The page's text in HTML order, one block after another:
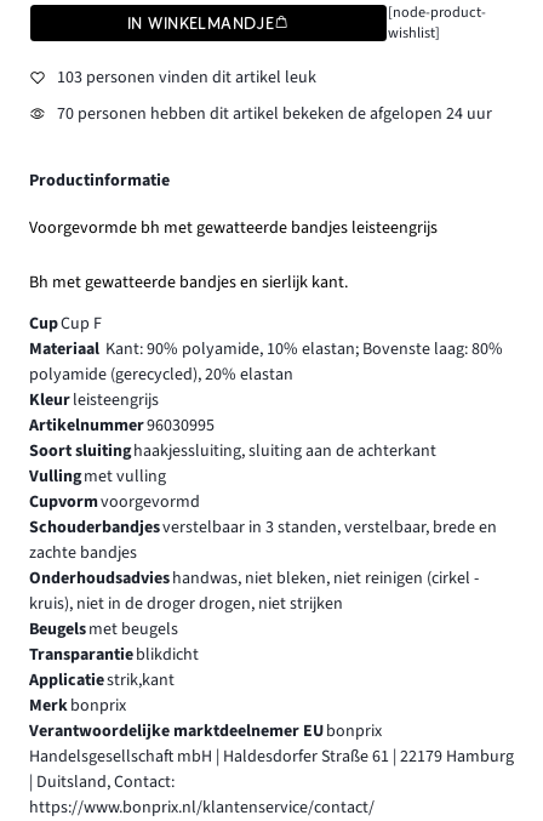
IN WINKELMANDJE
[node-product-
wishlist]
103 personen vinden dit artikel leuk
70 personen hebben dit artikel bekeken de afgelopen 24 uur
Productinformatie
Voorgevormde bh met gewatteerde bandjes leisteengrijs
Bh met gewatteerde bandjes en sierlijk kant.
CupCup F
Materiaal Kant: 90% polyamide, 10% elastan; Bovenste laag: 80%
polyamide (gerecycled), 20% elastan
Kleurleisteengrijs
Artikelnummer96030995
Soort sluitinghaakjessluiting, sluiting aan de achterkant
Vullingmet vulling
Cupvormvoorgevormd
Schouderbandjesverstelbaar in 3 standen, verstelbaar, brede en
zachte bandjes
Onderhoudsadvieshandwas, niet bleken, niet reinigen (cirkel -
kruis), niet in de droger drogen, niet strijken
Beugelsmet beugels
Transparantieblikdicht
Applicatiestrik,kant
Merkbonprix
Verantwoordelijke marktdeelnemer EUbonprix
Handelsgesellschaft mbH | Haldesdorfer Straße 61 | 22179 Hamburg
| Duitsland, Contact:
https://www.bonprix.nl/klantenservice/contact/